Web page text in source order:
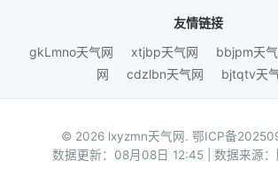
友情链接
gkLmno天气网
xtjbp天气网 bbjpm天
网
cdzlbn天气网 bjtqtv天
© 2026 lxyzmn天气网. 鄂ICP备
数据更新：08月08日 12:45 | 数据来源